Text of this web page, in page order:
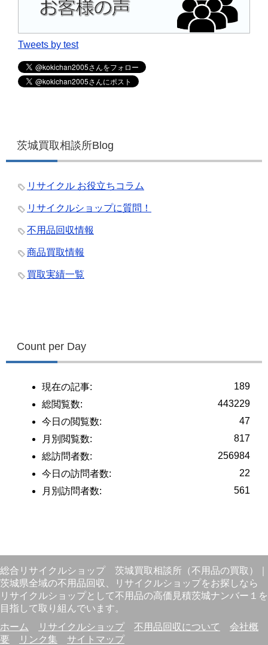
Tweets by test
茨城買取相談所Blog
リサイクル お役立ちコラム
リサイクルショップに質問！
不用品回収情報
商品買取情報
買取実績一覧
Count per Day
189
現在の記事:
443229
総閲覧数:
47
今日の閲覧数:
817
月別閲覧数:
256984
総訪問者数:
22
今日の訪問者数:
561
月別訪問者数:
総合リサイクルショップ 茨城買取相談所（不用品の買取）
茨城県全域の不用品回収、リサイクルショップをお探しなら
リサイクルショップとして不用品の高価見積茨城ナンバー１を
目指して取り組んでいます。
ホーム
リサイクルショップ 不用品回収について
会社概
要
リンク集 サイトマップ